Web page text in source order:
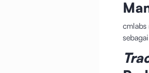
cmlabs